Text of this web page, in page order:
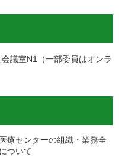
議室N1（一部委員はオンラ
療センターの組織・業務全
ついて